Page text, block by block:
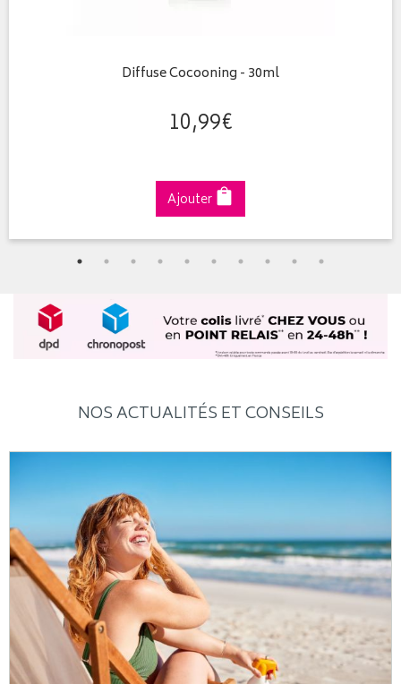
Diffuse Cocooning - 30ml
10,99€
Ajouter
NOS ACTUALITÉS ET CONSEILS